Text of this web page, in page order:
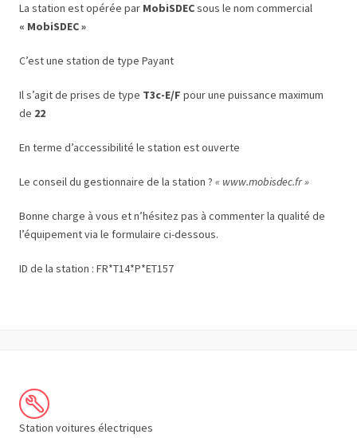
La station est opérée par MobiSDECsous le nom commercial
« MobiSDEC »
C’est une station de type Payant
Il s’agit de prises de type T3c-E/F pour une puissance maximum
de 22
En terme d’accessibilité le station est ouverte
Le conseil du gestionnaire de la station ? « www.mobisdec.fr »
Bonne charge à vous et n’hésitez pas à commenter la qualité de
l’équipement via le formulaire ci-dessous.
ID de la station : FR*T14*P*ET157
Station voitures électriques